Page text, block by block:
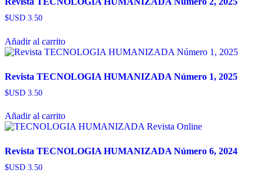
$USD 3.50
Añadir al carrito
Revista TECNOLOGIA HUMANIZADA Número 1, 2025
$USD 3.50
Añadir al carrito
Revista TECNOLOGIA HUMANIZADA Número 6, 2024
$USD 3.50